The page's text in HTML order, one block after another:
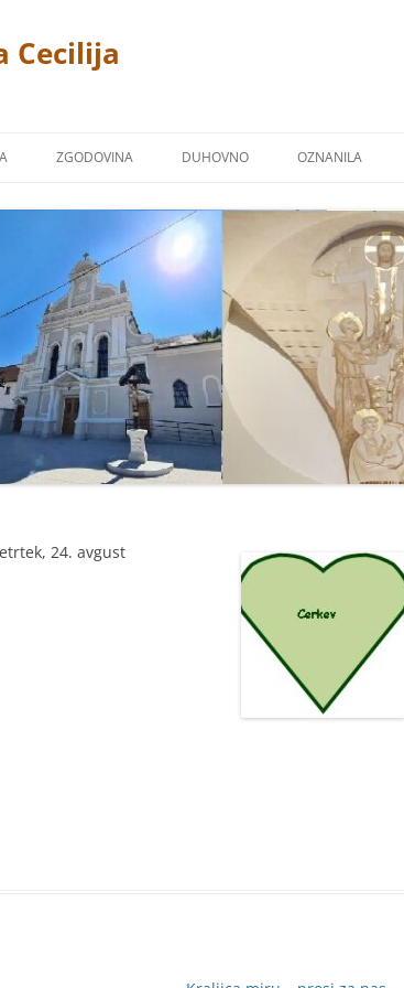
Cecilija
NA MIKLAVŠKEM
KAPUCINI
ZGODOVINA
KAPUCINSKI SAMOSTAN
FARNA KRONIKA
NAŠI ŽUPNIKI
DUHOVNO
ZAVETNIKI NAŠIH CERKVA
BLAGOSLOVI
NAŠI PRIPROŠNJIKI
MOLITVE
POSNETKI NEKATERIH PESMI
OZNANILA
24. avgust